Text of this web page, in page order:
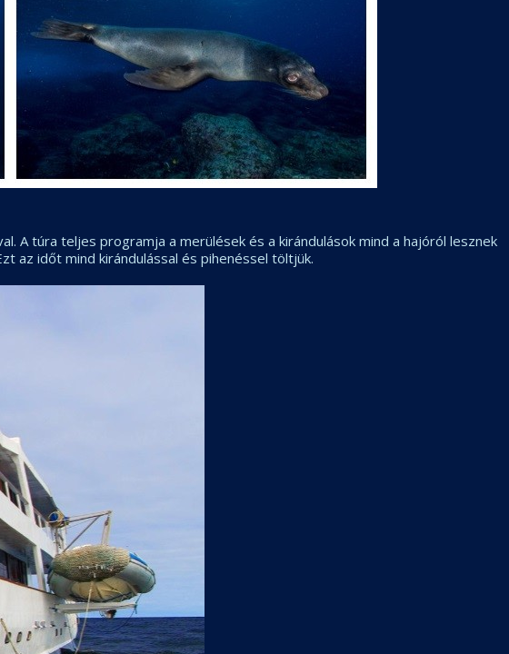
A túra teljes programja a merülések és a kirándulások mind a hajóról lesznek
az időt mind kirándulással és pihenéssel töltjük.